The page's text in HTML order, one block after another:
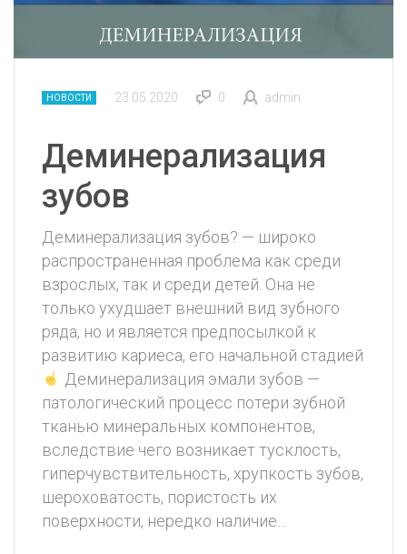
НОВОСТИ 23.05.2020 0 admin
Деминерализация
зубов
Деминерализация зубов? — широко
распространенная проблема как среди
взрослых, так и среди детей. Она не
только ухудшает внешний вид зубного
ряда, но и является предпосылкой к
развитию кариеса, его начальной стадией
Деминерализация эмали зубов —
патологический процесс потери зубной
тканью минеральных компонентов,
вследствие чего возникает тусклость,
гиперчувствительность, хрупкость зубов,
шероховатость, пористость их
поверхности, нередко наличие…